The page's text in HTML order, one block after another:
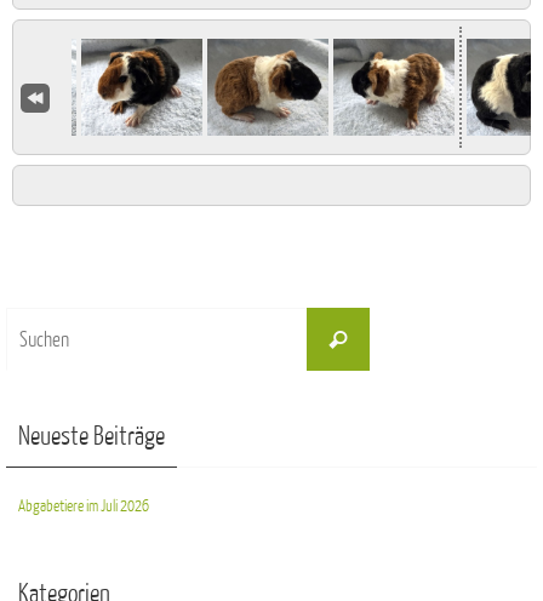
Suchen
Neueste Beiträge
Abgabetiere im Juli 2026
Kategorien